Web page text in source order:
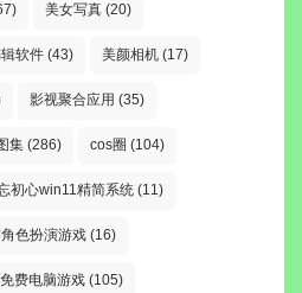
美女写真 (20)
软件 (43) 美颜相机 (17)
影视聚合应用 (35)
集 (286) cos圈 (104)
初心win11精简系统 (11)
色扮演游戏 (16)
免费电脑游戏 (105)